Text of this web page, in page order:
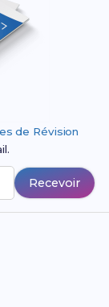
de Révision
Recevoir